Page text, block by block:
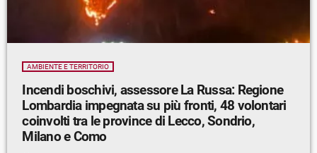
AMBIENTE E TERRITORIO
Incendi boschivi, assessore La Russa: Regione
Lombardia impegnata su più fronti, 48 volontari
coinvolti tra le province di Lecco, Sondrio,
Milano e Como